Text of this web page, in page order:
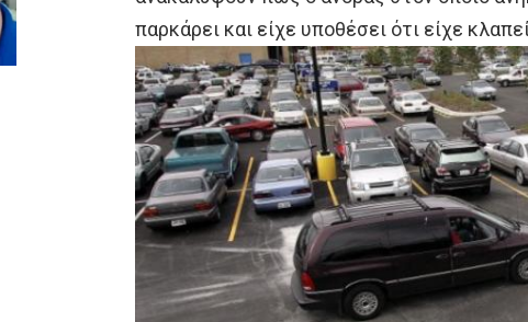
παρκάρει και είχε υποθέσει ότι είχε